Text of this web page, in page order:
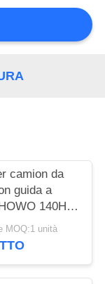
camion da
guida a
140HP
di carico
MOQ:1 unità